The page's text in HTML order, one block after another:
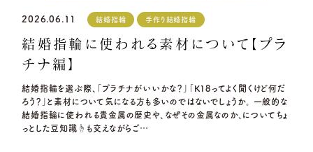
2026.06.11 結婚指輪 手作り結婚指輪
結婚指輪に使われる素材について【プラ
チナ編】
結婚指輪を選ぶ際、「プラチナがいいかな？」「K18ってよく聞くけど何だ
ろう？」と素材について気になる方も多いのではないでしょうか。 一般的な
結婚指輪に使われる貴金属の歴史や、なぜその金属なのか、についてちょ
っとした豆知識☝️も交えながらご…